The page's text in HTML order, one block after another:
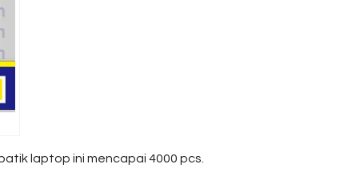
laptop ini mencapai 4000 pcs.